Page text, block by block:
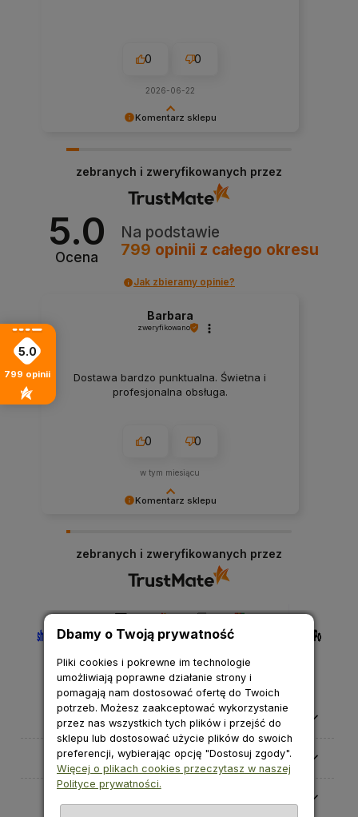
Komentarz sklepu
0 0
2026-06-22
zebranych i zweryfikowanych przez
5.0
Ocena
Na podstawie
799 opinii z całego okresu
Jak zbieramy opinie?
Komentarz sklepu
Barbara
zweryfikowano
Dostawa bardzo punktualna. Świetna i
profesjonalna obsługa.
0 0
w tym miesiącu
zebranych i zweryfikowanych przez
Pomoc
Moje konto
5.0
799 opinii
Dbamy o Twoją prywatność
Pliki cookies i pokrewne im technologie
umożliwiają poprawne działanie strony i
pomagają nam dostosować ofertę do Twoich
potrzeb. Możesz zaakceptować wykorzystanie
przez nas wszystkich tych plików i przejść do
sklepu lub dostosować użycie plików do swoich
preferencji, wybierając opcję "Dostosuj zgody".
Więcej o plikach cookies przeczytasz w naszej
Polityce prywatności.